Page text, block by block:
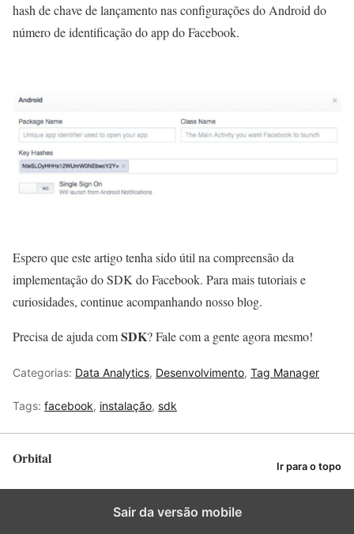
hash de chave de lançamento nas configurações do Android do
número de identificação do app do Facebook.
Espero que este artigo tenha sido útil na compreensão da
implementação do SDK do Facebook. Para mais tutoriais e
curiosidades, continue acompanhando nosso blog.
Precisa de ajuda comSDK? Fale com a gente agora mesmo!
Categorias: Data Analytics, Desenvolvimento, Tag Manager
Tags: facebook, instalação, sdk
Orbital Ir para o topo
Sair da versão mobile